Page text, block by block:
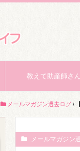
教えて助産師さん
メールマガジン過去ログ /
メールマガジン